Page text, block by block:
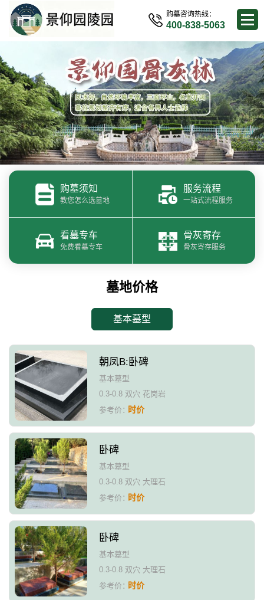
购墓咨询热线：
400-838-5063
购墓须知
教您怎么选墓地
服务流程
一站式流程服务
看墓专车
免费看墓专车
骨灰寄存
骨灰寄存服务
墓地价格
基本墓型
朝凤B:卧碑
基本墓型
0.3-0.8 双穴 花岗岩
参考价：时价
卧碑
基本墓型
0.3-0.8 双穴 大理石
参考价：时价
卧碑
基本墓型
0.3-0.8 双穴 大理石
参考价：时价